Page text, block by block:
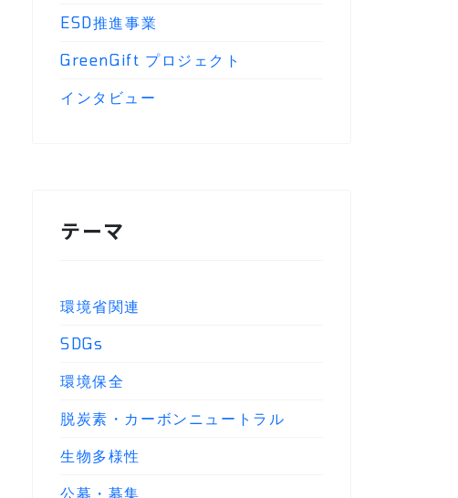
ESD推進事業
GreenGift プロジェクト
インタビュー
テーマ
環境省関連
SDGs
環境保全
脱炭素・カーボンニュートラル
生物多様性
公募・募集